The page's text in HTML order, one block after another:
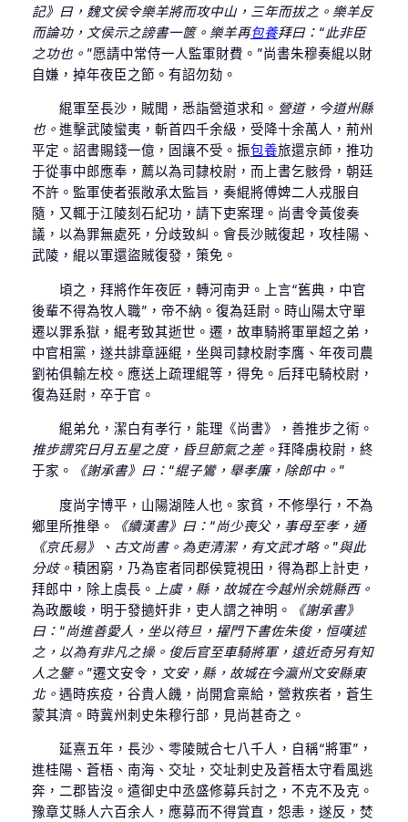
記》曰，魏文侯令樂羊將而攻中山，三年而拔之。樂羊反
而論功，文侯示之謗書一篋。樂羊再包養拜曰：“此非臣
之功也。”愿請中常侍一人監軍財費。”尚書朱穆奏緄以財
自嫌，掉年夜臣之節。有詔勿劾。
緄軍至長沙，賊聞，悉詣營道求和。 營道，今道州縣
也。 進擊武陵蠻夷，斬首四千余級，受降十余萬人，荊州
平定。詔書賜錢一億，固讓不受。振包養旅還京師，推功
于從事中郎應奉，薦以為司隸校尉，而上書乞骸骨，朝廷
不許。監軍使者張敞承太監旨，奏緄將傅婢二人戎服自
隨，又輒于江陵刻石紀功，請下吏案理。尚書令黃俊奏
議，以為罪無處死，分歧致糾。會長沙賊復起，攻桂陽、
武陵，緄以軍還盜賊復發，策免。
頃之，拜將作年夜匠，轉河南尹。上言“舊典，中官
後輩不得為牧人職”，帝不納。復為廷尉。時山陽太守單
遷以罪系獄，緄考致其逝世。遷，故車騎將軍單超之弟，
中官相黨，遂共誹章誣緄，坐與司隸校尉李膺、年夜司農
劉祐俱輸左校。應送上疏理緄等，得免。后拜屯騎校尉，
復為廷尉，卒于官。
緄弟允，潔白有孝行，能理《尚書》，善推步之術。
推步謂究日月五星之度，昏旦節氣之差。 拜降虜校尉，終
于家。
《謝承書》曰：“緄子鸞，舉孝廉，除郎中。”
度尚字博平，山陽湖陸人也。家貧，不修學行，不為
鄉里所推舉。
《續漢書》曰：“尚少喪父，事母至孝，通
《京氏易》、古文尚書。為吏清潔，有文武才略。”與此
分歧。 積困窮，乃為宦者同郡侯覽視田，得為郡上計吏，
拜郎中，除上虞長。 上虞，縣，故城在今越州余姚縣西。
為政嚴峻，明于發擿奸非，吏人謂之神明。
《謝承書》
曰：“尚進善愛人，坐以待旦，擢門下書佐朱俊，恒嘆述
之，以為有非凡之操。俊后官至車騎將軍，遠近奇另有知
人之鑒。”遷文安令， 文安，縣，故城在今瀛州文安縣東
北。 遇時疾疫，谷貴人饑，尚開倉稟給，營救疾者，蒼生
蒙其濟。時冀州刺史朱穆行部，見尚甚奇之。
延熹五年，長沙、零陵賊合七八千人，自稱“將軍”，
進桂陽、蒼梧、南海、交址，交址刺史及蒼梧太守看風逃
奔，二郡皆沒。遣御史中丞盛修募兵討之，不克不及克。
豫章艾縣人六百余人，應募而不得賞直，怨恚，遂反，焚